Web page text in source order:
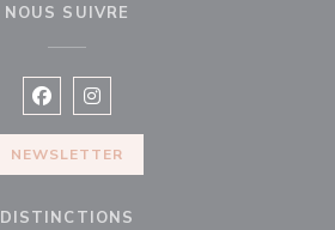
NOUS SUIVRE
Facebook ((ouvre une nouvelle
Instagram ((ouvre une
NEWSLETTER
DISTINCTIONS